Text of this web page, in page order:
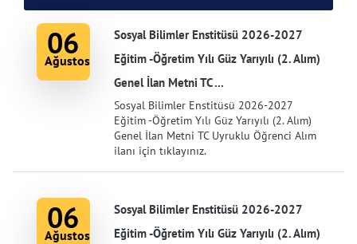
06
Ağustos
Sosyal Bilimler Enstitüsü 2026-2027
Eğitim -Öğretim Yılı Güz Yarıyılı (2. Alım)
Genel İlan Metni TC ...
Sosyal Bilimler Enstitüsü 2026-2027
Eğitim -Öğretim Yılı Güz Yarıyılı (2. Alım)
Genel İlan Metni TC Uyruklu Öğrenci Alım
ilanı için tıklayınız.
06
Ağustos
Sosyal Bilimler Enstitüsü 2026-2027
Eğitim -Öğretim Yılı Güz Yarıyılı (2. Alım)